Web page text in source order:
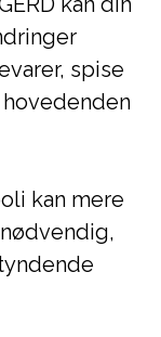
spise
kan mere